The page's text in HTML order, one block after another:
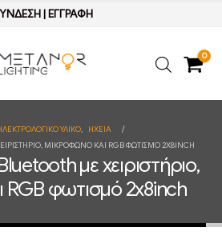
| ΕΓΓΡΑΦΗ
0
ΥΛΙΚΟ,
ΗΧΕΙΑ
ΜΙΚΡΌΦΩΝΟ ΚΑΙ RGB ΦΩΤΙΣΜΌ 2X8INCH
με χειριστήριο,
RGB φωτισμό 2x8inch